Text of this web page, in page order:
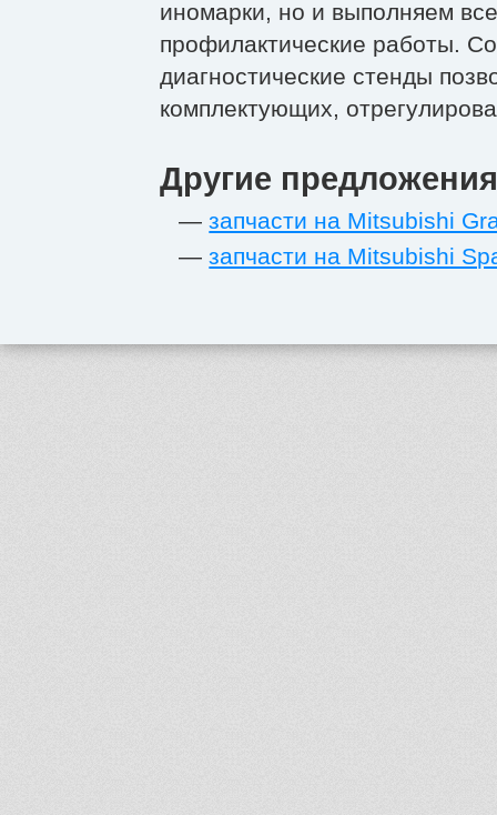
иномарки, но и выполняем
профилактические работы.
диагностические стенды
комплектующих,
Другие
—запчасти на Mitsubishi
—запчасти на Mitsubishi